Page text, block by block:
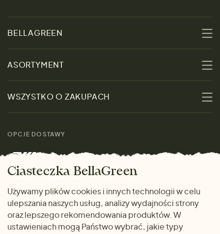
BELLAGREEN
O nas
Zrównoważoność
Skontaktuj się z nami
Marki
ASORTYMENT
Promocje
Kobiety
Mężczyźni
Dom i wnętrze
Prezenty
WSZYSTKO O ZAKUPACH
rozmiarach
Zwrot towaru
Dlaczego warto kupować
u nas
OPCJE DOSTAWY
METODY PŁATNOŚCI
Ciasteczka BellaGreen
Używamy plików cookies i innych technologii w celu
ulepszania naszych usług, analizy wydajności strony
oraz lepszego rekomendowania produktów. W
ustawieniach mogą Państwo wybrać, jakie typy